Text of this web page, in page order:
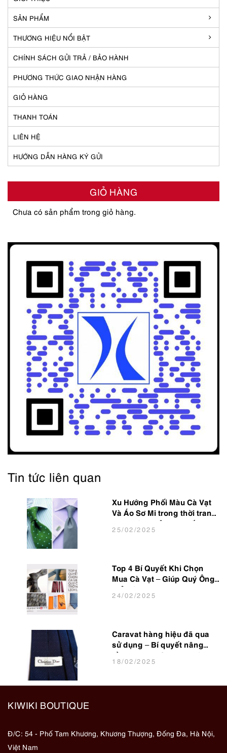
SẢN PHẨM
THƯƠNG HIỆU NỔI BẬT
CHÍNH SÁCH GỬI TRẢ / BẢO HÀNH
PHƯƠNG THỨC GIAO NHẬN HÀNG
GIỎ HÀNG
THANH TOÁN
LIÊN HỆ
HƯỚNG DẪN HÀNG KÝ GỬI
GIỎ HÀNG
Chưa có sản phẩm trong giỏ hàng.
Tin tức liên quan
Xu Hướng Phối Màu Cà Vạt
Và Áo Sơ Mi trong thời trang
25/02/2025
Top 4 Bí Quyết Khi Chọn
Mua Cà Vạt – Giúp Quý Ông
24/02/2025
Caravat hàng hiệu đã qua
sử dụng – Bí quyết nâng
18/02/2025
KIWIKI BOUTIQUE
Đ/C: 54 - Phố Tam Khương, Khương Thượng, Đống Đa, Hà Nội,
Việt Nam